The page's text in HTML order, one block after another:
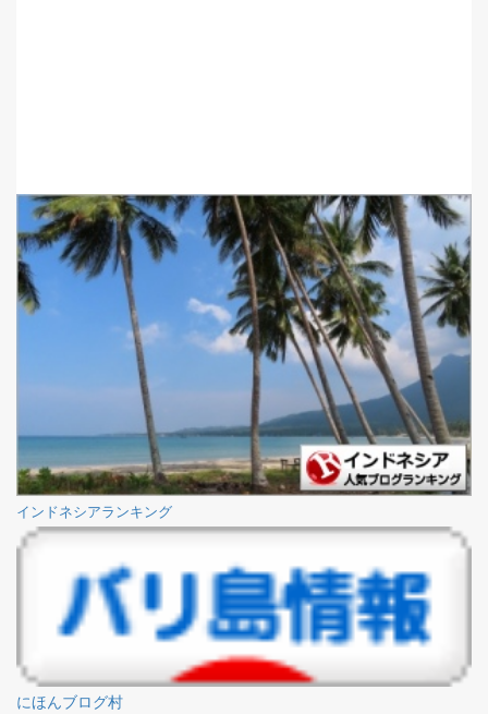
インドネシアランキング
にほんブログ村